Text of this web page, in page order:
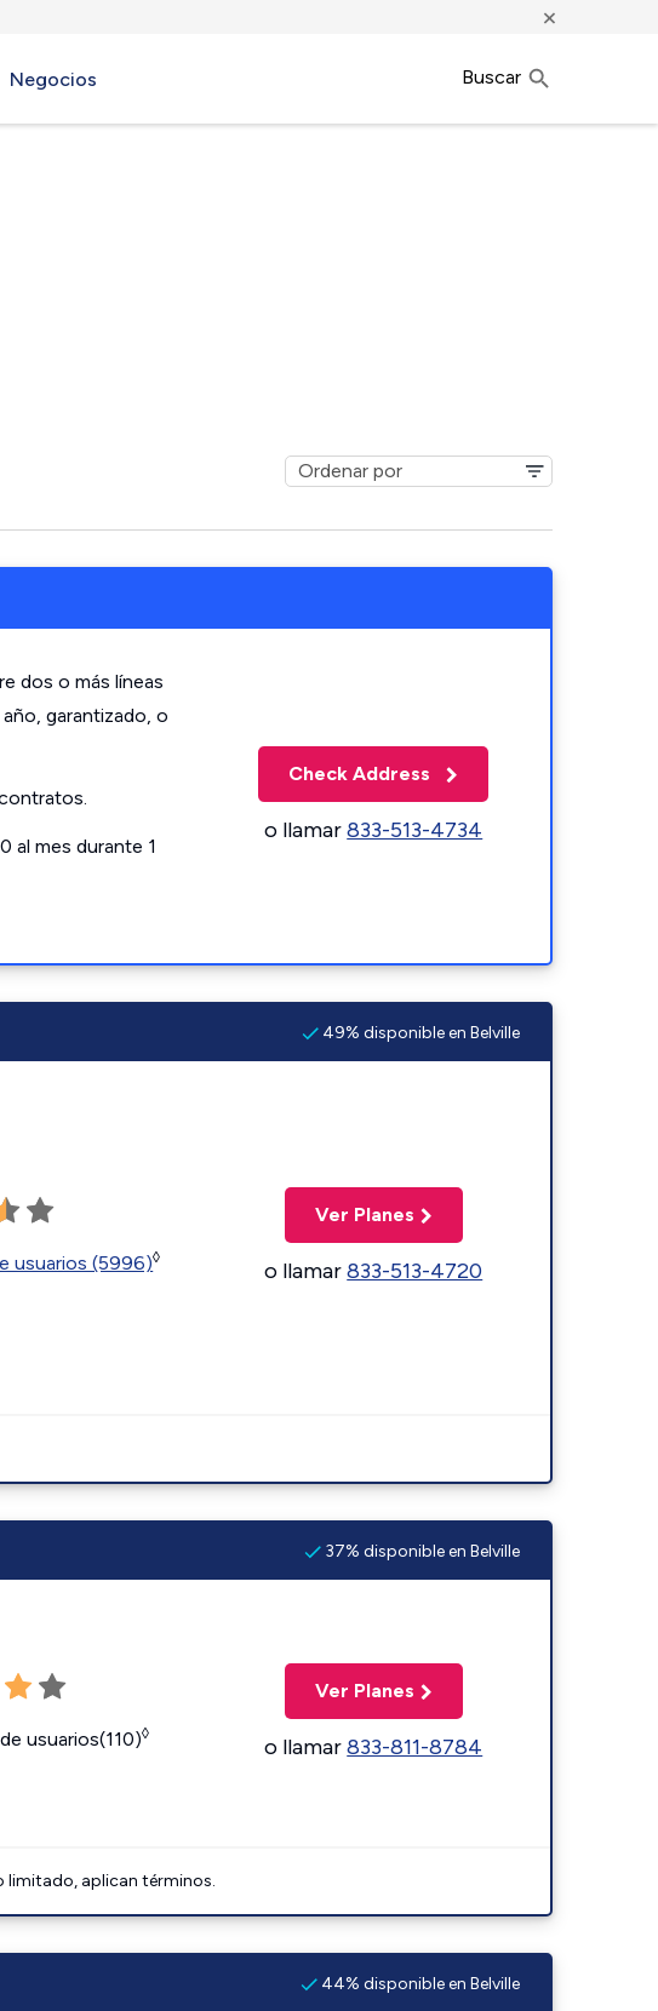
×
Negocios Buscar
dos o más líneas
garantizado, o
al mes durante 1
Check Address
o llamar833-513-4734
49% disponible en Belville
usuarios (5996)◊
Ver Planes
o llamar833-513-4720
37% disponible en Belville
usuarios(110)◊
Ver Planes
o llamar833-811-8784
limitado, aplican términos.
44% disponible en Belville